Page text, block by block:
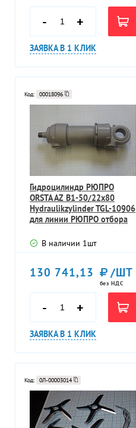
- +
ЗАЯВКА В 1 КЛИК
Код: 00018096
Гидроцилиндр РЮПРО
ORSTA AZ B1-50/22x80
Hydraulikzylinder TGL-10906
для линии РЮПРО отбора
В наличии 1шт
130 741,13 /ШТ
без НДС
- +
ЗАЯВКА В 1 КЛИК
Код: 0Л-00003014